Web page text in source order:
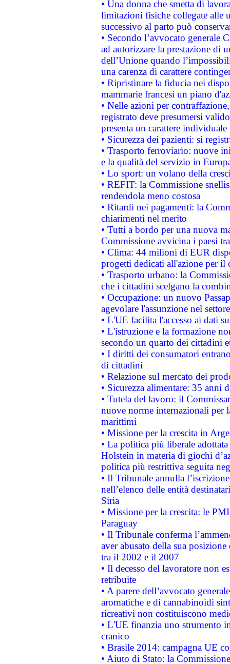
• Una donna che smetta di
limitazioni fisiche collegate alle
successivo al parto può
• Secondo l’avvocato
ad autorizzare la prestazione di
dell’Unione quando
una carenza di carattere
• Ripristinare la fiducia nei
mammarie francesi un piano
• Nelle azioni per
registrato deve presumersi
presenta un carattere individuale
• Sicurezza dei pazienti: si
• Trasporto ferroviario: nuove
e la qualità del servizio in
• Lo sport: un volano della
• REFIT: la Commissione
rendendola meno costosa
• Ritardi nei pagamenti: la
chiarimenti nel merito
• Tutti a bordo per una nuova
Commissione avvicina i paesi
• Clima: 44 milioni di EUR
progetti dedicati all'azione per il
• Trasporto urbano: la
che i cittadini scelgano la
• Occupazione: un nuovo
agevolare l'assunzione nel
• L'UE facilita l'accesso ai dati
• L'istruzione e la formazione
secondo un quarto dei cittadini
• I diritti dei consumatori
di cittadini
• Relazione sul mercato dei
• Sicurezza alimentare: 35 anni
• Tutela del lavoro: il
nuove norme internazionali per
marittimi
• Missione per la crescita in
• La politica più liberale
Holstein in materia di giochi
politica più restrittiva seguita
• Il Tribunale annulla
nell’elenco delle entità
Siria
• Missione per la crescita: le
Paraguay
• Il Tribunale conferma
aver abusato della sua
tra il 2002 e il 2007
• Il decesso del lavoratore non
retribuite
• A parere dell’avvocato
aromatiche e di cannabinoidi
ricreativi non costituiscono
• L'UE finanzia uno strumento
cranico
• Brasile 2014: campagna UE
• Aiuto di Stato: la